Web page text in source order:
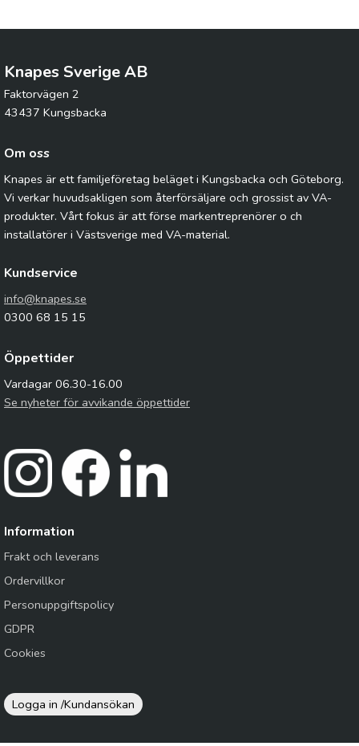
Knapes Sverige AB
Faktorvägen 2
43437 Kungsbacka
Om oss
Knapes är ett familjeföretag beläget i Kungsbacka och Göteborg.
Vi verkar huvudsakligen som återförsäljare och grossist av VA-
produkter. Vårt fokus är att förse markentreprenörer o ch
installatörer i Västsverige med VA-material.
Kundservice
info@knapes.se
0300 68 15 15
Öppettider
Vardagar 06.30-16.00
Se nyheter för avvikande öppettider
Information
Frakt och leverans
Ordervillkor
Personuppgiftspolicy
GDPR
Cookies
Logga in /Kundansökan